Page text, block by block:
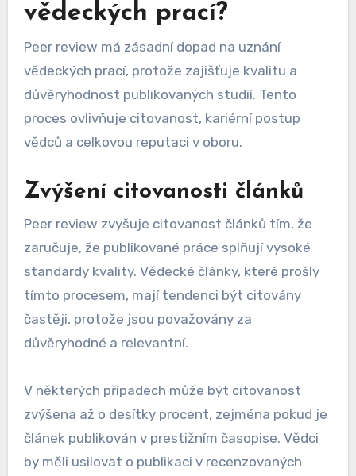
vědeckých prací?
Peer review má zásadní dopad na uznání
vědeckých prací, protože zajišťuje kvalitu a
důvěryhodnost publikovaných studií. Tento
proces ovlivňuje citovanost, kariérní postup
vědců a celkovou reputaci v oboru.
Zvýšení citovanosti článků
Peer review zvyšuje citovanost článků tím, že
zaručuje, že publikované práce splňují vysoké
standardy kvality. Vědecké články, které prošly
tímto procesem, mají tendenci být citovány
častěji, protože jsou považovány za
důvěryhodné a relevantní.
V některých případech může být citovanost
zvýšena až o desítky procent, zejména pokud je
článek publikován v prestižním časopise. Vědci
by měli usilovat o publikaci v recenzovaných